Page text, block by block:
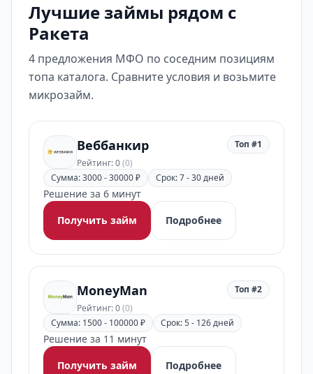
Лучшие займы рядом с
Ракета
4 предложения МФО по соседним позициям
топа каталога. Сравните условия и возьмите
микрозайм.
Веббанкир
Рейтинг: 0(0)
Топ #1
Сумма: 3000 - 30000 ₽ Срок: 7 - 30 дней
Решение за 6 минут
Получить займ
Подробнее
MoneyMan
Рейтинг: 0(0)
Топ #2
Сумма: 1500 - 100000 ₽ Срок: 5 - 126 дней
Решение за 11 минут
Получить займ
Подробнее